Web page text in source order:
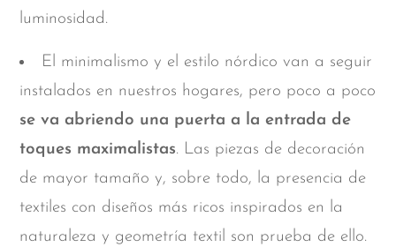
luminosidad.
El minimalismo y el estilo nórdico van a seguir
instalados en nuestros hogares, pero poco a poco
se va abriendo una puerta a la entrada de
toques maximalistas. Las piezas de decoración
de mayor tamaño y, sobre todo, la presencia de
textiles con diseños más ricos inspirados en la
naturaleza y geometría textil son prueba de ello.